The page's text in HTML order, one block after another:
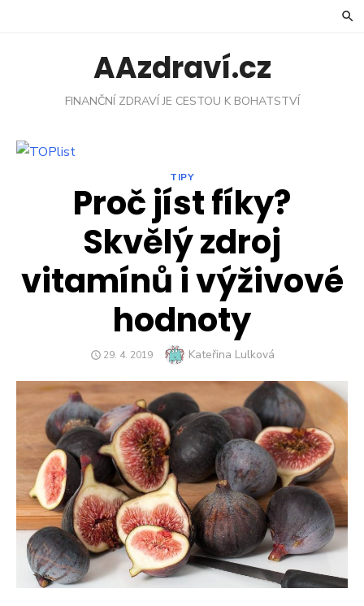
AAzdraví.cz
FINANČNÍ ZDRAVÍ JE CESTOU K BOHATSTVÍ
TIPY
Proč jíst fíky?
Skvělý zdroj
vitamínů i výživové
hodnoty
POSTED
29. 4. 2019 Author
Kateřina Lulková